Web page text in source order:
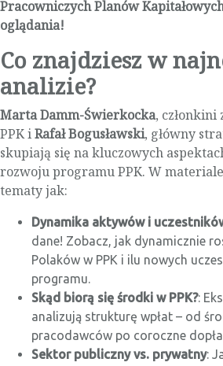
Pracowniczych Planów
oglądania!
Co znajdziesz w
analizie?
Marta Damm-Świerkocka, członkini
PPK iRafał Bogusławski, główny
skupiają się na kluczowych
rozwoju programu PPK. W
tematy jak:
Dynamika aktywów i
dane! Zobacz, jak dynamicznie
Polaków w PPK i ilu nowych
programu.
Skąd biorą się środki w PPK?:
analizują strukturę wpłat – od
pracodawców po coroczne
Sektor publiczny vs. prywatny: